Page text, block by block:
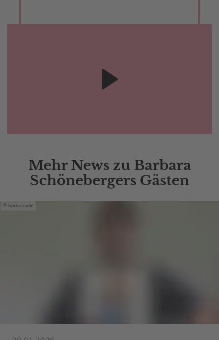
Mehr News zu Barbara
Schönebergers Gästen
barba radio